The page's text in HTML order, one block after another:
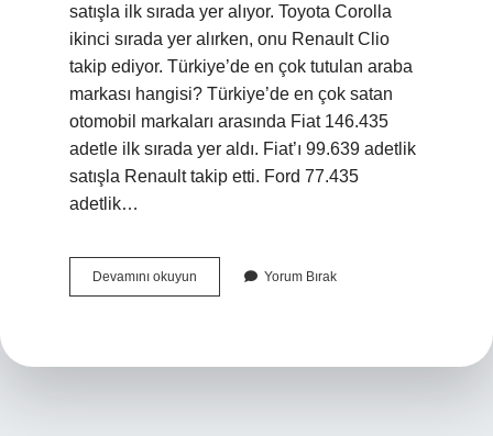
satışla ilk sırada yer alıyor. Toyota Corolla
ikinci sırada yer alırken, onu Renault Clio
takip ediyor. Türkiye’de en çok tutulan araba
markası hangisi? Türkiye’de en çok satan
otomobil markaları arasında Fiat 146.435
adetle ilk sırada yer aldı. Fiat’ı 99.639 adetlik
satışla Renault takip etti. Ford 77.435
adetlik…
Devamını okuyun
Çok
Yorum Bırak